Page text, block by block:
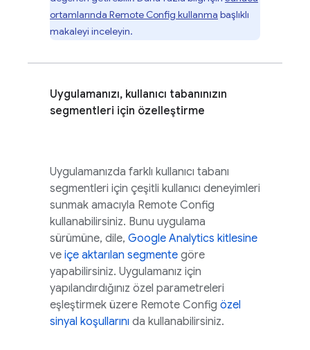
ortamlarında Remote Config kullanma başlıklı
makaleyi inceleyin.
Uygulamanızı, kullanıcı tabanınızın
segmentleri için özelleştirme
Uygulamanızda farklı kullanıcı tabanı
segmentleri için çeşitli kullanıcı deneyimleri
sunmak amacıyla Remote Config
kullanabilirsiniz. Bunu uygulama
sürümüne, dile, Google Analytics kitlesine
ve içe aktarılan segmente göre
yapabilirsiniz. Uygulamanız için
yapılandırdığınız özel parametreleri
eşleştirmek üzere Remote Config özel
sinyal koşullarını da kullanabilirsiniz.